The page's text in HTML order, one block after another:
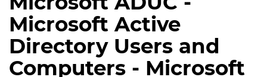
Microsoft Active
Directory Users and
Computers - Microsoft